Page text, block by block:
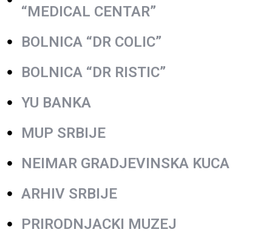
“MEDICAL CENTAR”
BOLNICA “DR COLIC”
BOLNICA “DR RISTIC”
YU BANKA
MUP SRBIJE
NEIMAR GRADJEVINSKA KUCA
ARHIV SRBIJE
PRIRODNJACKI MUZEJ